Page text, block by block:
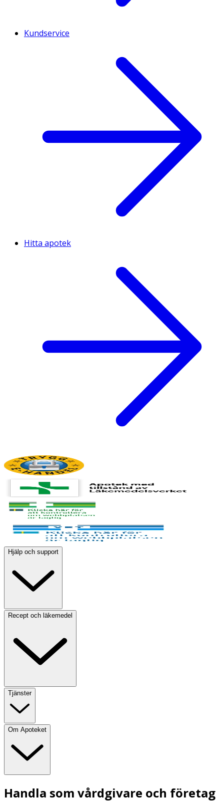
Kundservice
Hitta apotek
Hjälp och support
Recept och läkemedel
Tjänster
Om Apoteket
Handla som vårdgivare och företag